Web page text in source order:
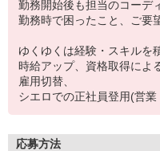
勤務開始後も担当のコーデ
勤務時で困ったこと、ご要
ゆくゆくは経験・スキルを
時給アップ、資格取得によ
雇用切替、
シエロでの正社員登用(営
応募方法